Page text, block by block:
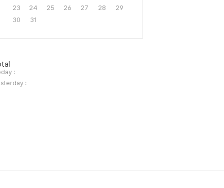
23
24 25 26 27 28
29
30
31
:
: